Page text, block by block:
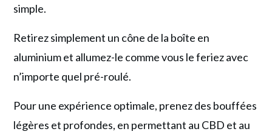
simple.
Retirez simplement un cône de la boîte en
aluminium et allumez-le comme vous le feriez avec
n’importe quel pré-roulé.
Pour une expérience optimale, prenez des bouffées
légères et profondes, en permettant au CBD et au